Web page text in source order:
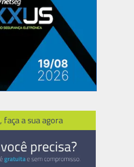
, faça a sua agora